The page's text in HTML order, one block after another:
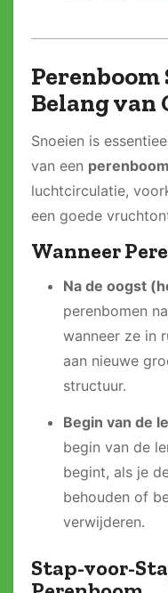
Perenboom
Belang van
Snoeien is
van een perenboom
luchtcirculatie,
een goede
Wanneer
Na de oogst
perenbomen
wanneer ze in
aan nieuwe
structuur.
Begin van de
begin van de
begint, als je
behouden of
verwijderen.
Stap-voor-